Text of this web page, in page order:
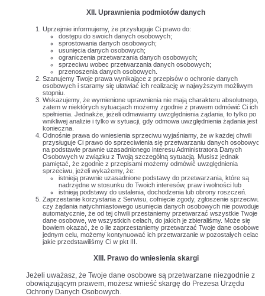
XII. Uprawnienia podmiotów danych
Uprzejmie informujemy, że przysługuje Ci prawo do:
dostępu do swoich danych osobowych;
sprostowania danych osobowych;
usunięcia danych osobowych;
ograniczenia przetwarzania danych osobowych;
sprzeciwu wobec przetwarzania danych osobowych;
przenoszenia danych osobowych.
Szanujemy Twoje prawa wynikające z przepisów o ochronie danych
osobowych i staramy się ułatwiać ich realizację w najwyższym możliwym
stopniu.
Wskazujemy, że wymienione uprawnienia nie mają charakteru absolutnego, a
zatem w niektórych sytuacjach możemy zgodnie z prawem odmówić Ci ich
spełnienia. Jednakże, jeżeli odmawiamy uwzględnienia żądania, to tylko po
wnikliwej analizie i tylko w sytuacji, gdy odmowa uwzględnienia żądania jest
konieczna.
Odnośnie prawa do wniesienia sprzeciwu wyjaśniamy, że w każdej chwili
przysługuje Ci prawo do sprzeciwienia się przetwarzaniu danych osobowych
na podstawie prawnie uzasadnionego interesu Administratora Danych
Osobowych w związku z Twoją szczególną sytuacją. Musisz jednak
pamiętać, że zgodnie z przepisami możemy odmówić uwzględnienia
sprzeciwu, jeżeli wykażemy, że:
istnieją prawnie uzasadnione podstawy do przetwarzania, które są
nadrzędne w stosunku do Twoich interesów, praw i wolności lub
istnieją podstawy do ustalenia, dochodzenia lub obrony roszczeń.
Zaprzestanie korzystania z Serwisu, cofnięcie zgody, zgłoszenie sprzeciwu
czy żądania natychmiastowego usunięcia danych osobowych nie powoduje
automatycznie, że od tej chwili przestaniemy przetwarzać wszystkie Twoje
dane osobowe, we wszystkich celach, do jakich je zbieraliśmy. Może się
bowiem okazać, że o ile zaprzestaniemy przetwarzać Twoje dane osobowe w
jednym celu, możemy kontynuować ich przetwarzanie w pozostałych celach,
jakie przedstawiliśmy Ci w pkt III.
XIII. Prawo do wniesienia skargi
Jeżeli uważasz, że Twoje dane osobowe są przetwarzane niezgodnie z
obowiązującym prawem, możesz wnieść skargę do Prezesa Urzędu
Ochrony Danych Osobowych.